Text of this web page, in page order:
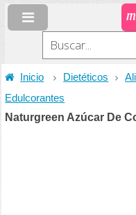
Inicio Dietéticos
Edulcorantes
Naturgreen Azúcar De